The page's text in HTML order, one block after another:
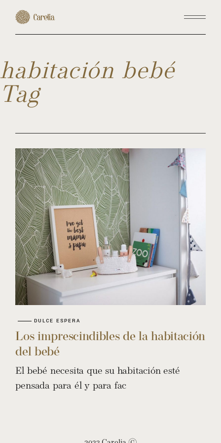
content
habitación bebé
Tag
DULCE ESPERA
Los imprescindibles de la habitación
del bebé
El bebé necesita que su habitación esté
pensada para él y para fac